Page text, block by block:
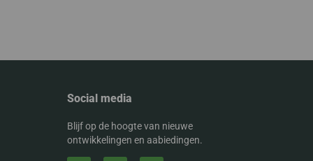
Social media
Blijf op de hoogte van nieuwe
ontwikkelingen en aabiedingen.